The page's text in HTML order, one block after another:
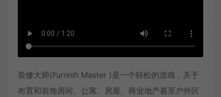
装修大师(Furnish Master )是一个轻松的游戏，关于
布置和装饰房间、公寓、房屋、商业地产甚至户外区